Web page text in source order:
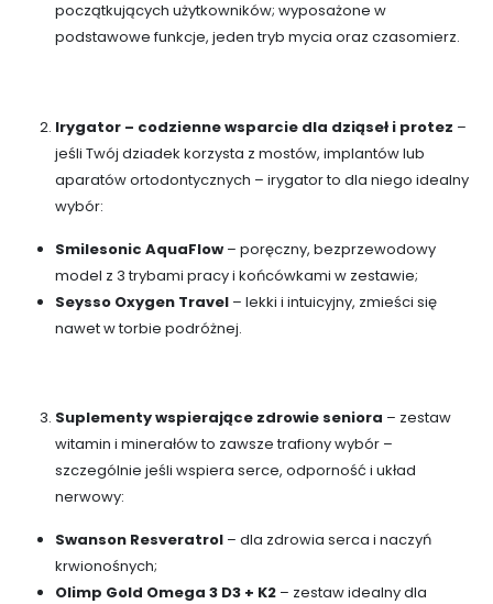
początkujących użytkowników; wyposażone w
podstawowe funkcje, jeden tryb mycia oraz czasomierz.
Irygator – codzienne wsparcie dla dziąseł i protez –
jeśli Twój dziadek korzysta z mostów, implantów lub
aparatów ortodontycznych – irygator to dla niego idealny
wybór:
Smilesonic AquaFlow– poręczny, bezprzewodowy
model z 3 trybami pracy i końcówkami w zestawie;
Seysso Oxygen Travel– lekki i intuicyjny, zmieści się
nawet w torbie podróżnej.
Suplementy wspierające zdrowie seniora – zestaw
witamin i minerałów to zawsze trafiony wybór –
szczególnie jeśli wspiera serce, odporność i układ
nerwowy:
Swanson Resveratrol– dla zdrowia serca i naczyń
krwionośnych;
Olimp Gold Omega 3 D3 + K2– zestaw idealny dla